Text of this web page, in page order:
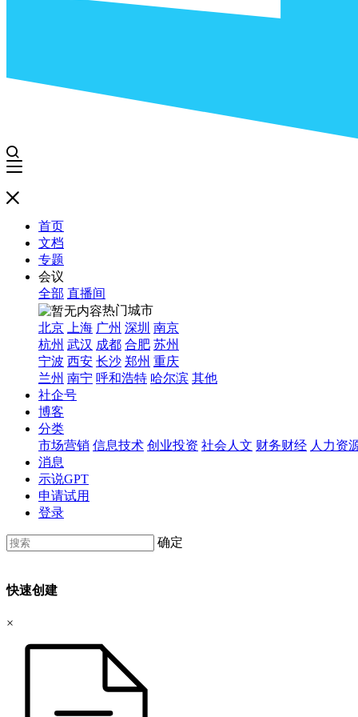
首页
文档
专题
会议
全部 直播间
热门城市
北京
上海 广州 深圳 南京
杭州 武汉 成都 合肥 苏州
宁波 西安 长沙 郑州 重庆
兰州 南宁 呼和浩特 哈尔滨 其他
社企号
博客
分类
市场营销 信息技术 创业投资 社会人文 财务财经 人力资
消息
示说GPT
申请试用
登录
确定
快速创建
×